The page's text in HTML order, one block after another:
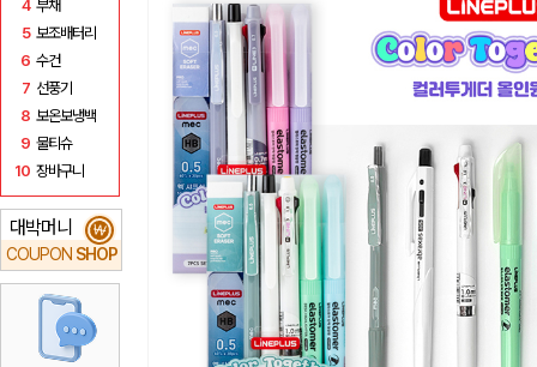
4 부채
5 보조배터리
6 수건
7 선풍기
8 보온보냉백
9 물티슈
10 장바구니
대박머니
COUPON SHOP
₩